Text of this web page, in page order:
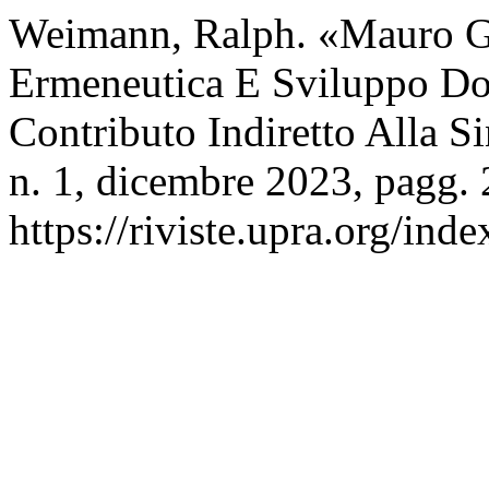
Weimann, Ralph. «Mauro
Ermeneutica E Sviluppo
Contributo Indiretto Alla
n. 1, dicembre 2023, pagg.
https://riviste.upra.org/